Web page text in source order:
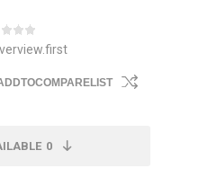
0